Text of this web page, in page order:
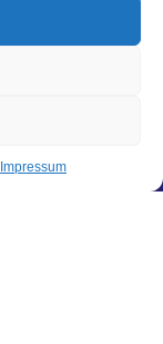
Impressum